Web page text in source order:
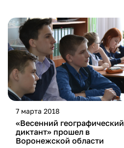
7 марта 2018
«Весенний географический
диктант» прошел в
Воронежской области